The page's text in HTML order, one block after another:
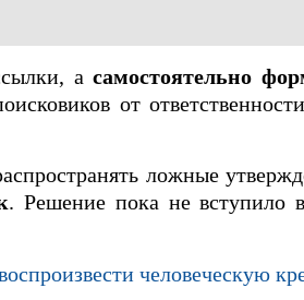
асамостоятельно
от
ложные
. Решение пока не вступило
человеческую